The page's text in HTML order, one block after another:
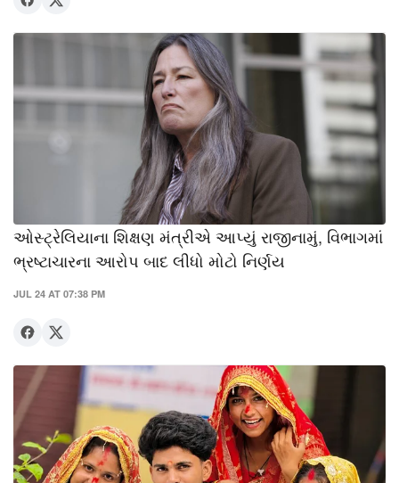
ઓસ્ટ્રેલિયાના શિક્ષણ મંત્રીએ આપ્યું રાજીનામું, વિભાગમાં
ભ્રષ્ટાચારના આરોપ બાદ લીધો મોટો નિર્ણય
JUL 24 AT 07:38 PM